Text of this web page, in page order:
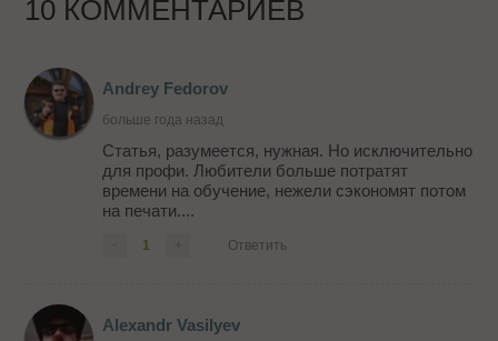
10 КОММЕНТАРИЕВ
Andrey Fedorov
больше года назад
Статья, разумеется, нужная. Но исключительно
для профи. Любители больше потратят
времени на обучение, нежели сэкономят потом
на печати....
1 Ответить
Alexandr Vasilyev